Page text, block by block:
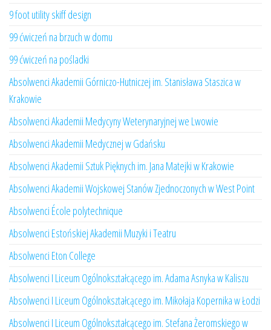
9 foot utility skiff design
99 ćwiczeń na brzuch w domu
99 ćwiczeń na pośladki
Absolwenci Akademii Górniczo-Hutniczej im. Stanisława Staszica w
Krakowie
Absolwenci Akademii Medycyny Weterynaryjnej we Lwowie
Absolwenci Akademii Medycznej w Gdańsku
Absolwenci Akademii Sztuk Pięknych im. Jana Matejki w Krakowie
Absolwenci Akademii Wojskowej Stanów Zjednoczonych w West Point
Absolwenci École polytechnique
Absolwenci Estońskiej Akademii Muzyki i Teatru
Absolwenci Eton College
Absolwenci I Liceum Ogólnokształcącego im. Adama Asnyka w Kaliszu
Absolwenci I Liceum Ogólnokształcącego im. Mikołaja Kopernika w Łodzi
Absolwenci I Liceum Ogólnokształcącego im. Stefana Żeromskiego w